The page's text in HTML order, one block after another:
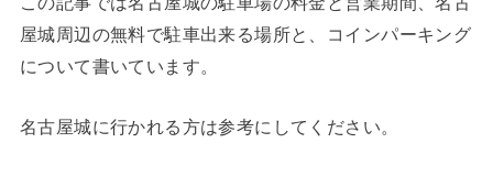
屋城周辺の無料で駐車出来る場所と、コインパーキング
について書いています。
名古屋城に行かれる方は参考にしてください。